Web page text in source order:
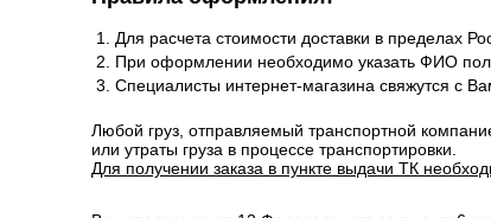
Для расчета стоимости доставки в пределах
При оформлении необходимо указать ФИО
Специалисты интернет-магазина свяжутся с
Любой груз, отправляемый транспортной
или утраты груза в процессе транспортировки.
Для получении заказа в пункте выдачи ТК